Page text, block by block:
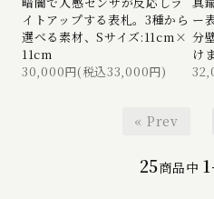
イトアップする表札。3種から
選べる素材、Sサイズ:11cm×
11cm
30,000円(税込33,000円)
ー
分
け
« Prev
25商品中